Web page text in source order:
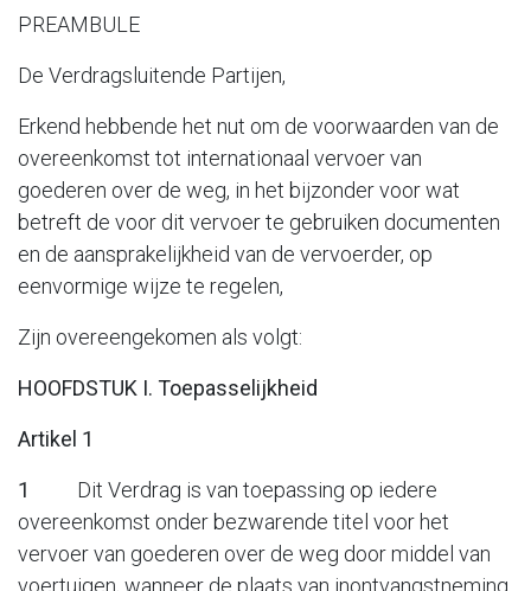
PREAMBULE
De Verdragsluitende Partijen,
Erkend hebbende het nut om de voorwaarden van de
overeenkomst tot internationaal vervoer van
goederen over de weg, in het bijzonder voor wat
betreft de voor dit vervoer te gebruiken documenten
en de aansprakelijkheid van de vervoerder, op
eenvormige wijze te regelen,
Zijn overeengekomen als volgt:
HOOFDSTUK I. Toepasselijkheid
Artikel 1
1
Dit Verdrag is van toepassing op iedere
overeenkomst onder bezwarende titel voor het
vervoer van goederen over de weg door middel van
voertuigen, wanneer de plaats van inontvangstneming